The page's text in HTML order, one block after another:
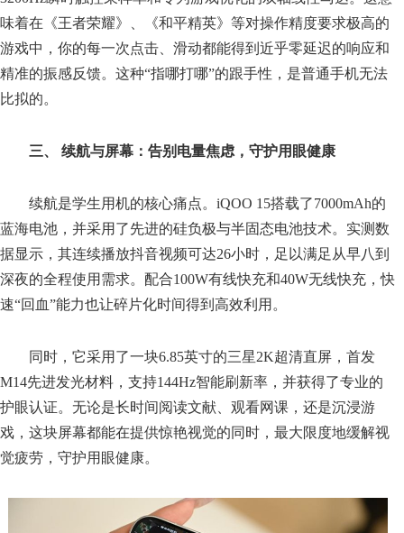
味着在《王者荣耀》、《和平精英》等对操作精度要求极高的
游戏中，你的每一次点击、滑动都能得到近乎零延迟的响应和
精准的振感反馈。这种“指哪打哪”的跟手性，是普通手机无法
比拟的。
三、 续航与屏幕：告别电量焦虑，守护用眼健康
续航是学生用机的核心痛点。iQOO 15搭载了7000mAh的
蓝海电池，并采用了先进的硅负极与半固态电池技术。实测数
据显示，其连续播放抖音视频可达26小时，足以满足从早八到
深夜的全程使用需求。配合100W有线快充和40W无线快充，快
速“回血”能力也让碎片化时间得到高效利用。
同时，它采用了一块6.85英寸的三星2K超清直屏，首发
M14先进发光材料，支持144Hz智能刷新率，并获得了专业的
护眼认证。无论是长时间阅读文献、观看网课，还是沉浸游
戏，这块屏幕都能在提供惊艳视觉的同时，最大限度地缓解视
觉疲劳，守护用眼健康。